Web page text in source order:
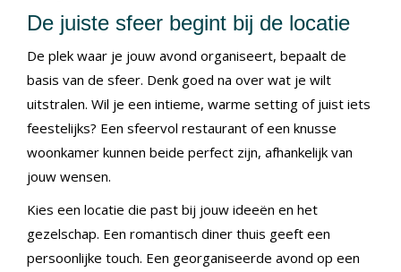
De juiste sfeer begint bij de locatie
De plek waar je jouw avond organiseert, bepaalt de
basis van de sfeer. Denk goed na over wat je wilt
uitstralen. Wil je een intieme, warme setting of juist iets
feestelijks? Een sfeervol restaurant of een knusse
woonkamer kunnen beide perfect zijn, afhankelijk van
jouw wensen.
Kies een locatie die past bij jouw ideeën en het
gezelschap. Een romantisch diner thuis geeft een
persoonlijke touch. Een georganiseerde avond op een